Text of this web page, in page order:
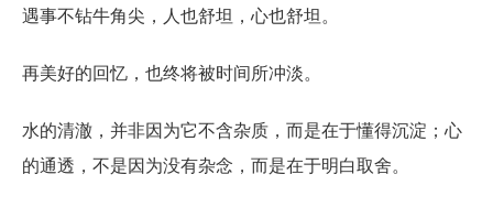
遇事不钻牛角尖，人也舒坦，心也舒坦。
再美好的回忆，也终将被时间所冲淡。
水的清澈，并非因为它不含杂质，而是在于懂得沉淀；心
的通透，不是因为没有杂念，而是在于明白取舍。